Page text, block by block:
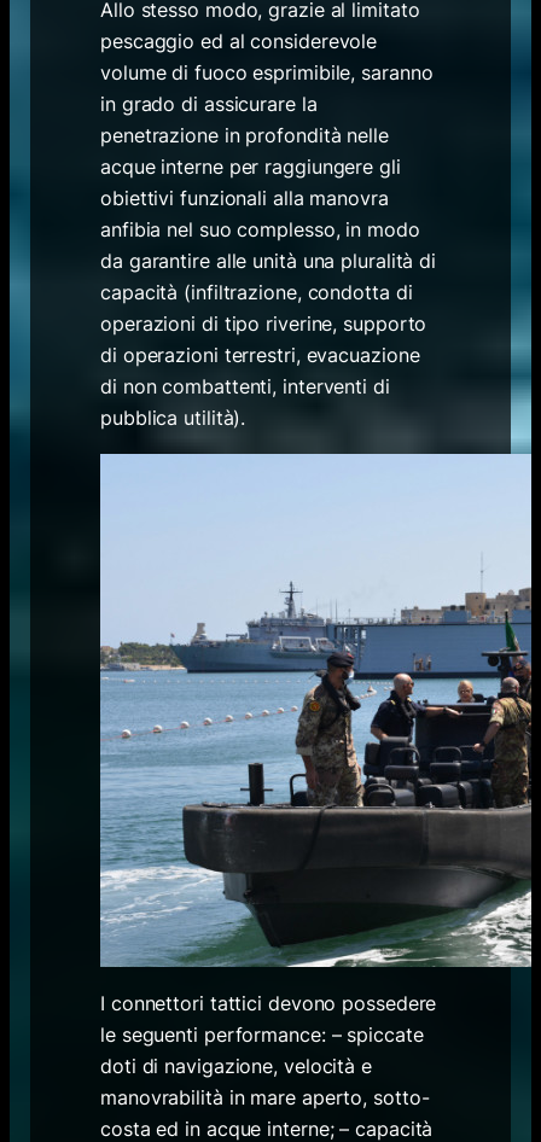
Allo stesso modo, grazie al limitato
pescaggio ed al considerevole
volume di fuoco esprimibile, saranno
in grado di assicurare la
penetrazione in profondità nelle
acque interne per raggiungere gli
obiettivi funzionali alla manovra
anfibia nel suo complesso, in modo
da garantire alle unità una pluralità di
capacità (infiltrazione, condotta di
operazioni di tipo riverine, supporto
di operazioni terrestri, evacuazione
di non combattenti, interventi di
pubblica utilità).
I connettori tattici devono possedere
le seguenti performance: – spiccate
doti di navigazione, velocità e
manovrabilità in mare aperto, sotto-
costa ed in acque interne; – capacità